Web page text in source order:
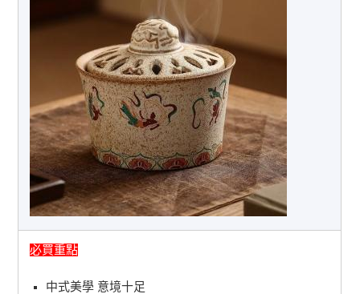
必買重點
中式美學 意境十足